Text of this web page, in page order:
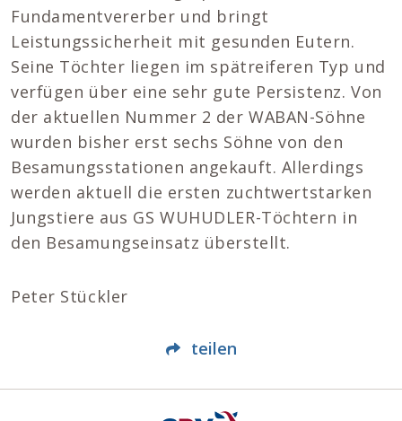
Fundamentvererber und bringt
Leistungssicherheit mit gesunden Eutern.
Seine Töchter liegen im spätreiferen Typ und
verfügen über eine sehr gute Persistenz. Von
der aktuellen Nummer 2 der WABAN-Söhne
wurden bisher erst sechs Söhne von den
Besamungsstationen angekauft. Allerdings
werden aktuell die ersten zuchtwertstarken
Jungstiere aus GS WUHUDLER-Töchtern in
den Besamungseinsatz überstellt.
Peter Stückler
teilen